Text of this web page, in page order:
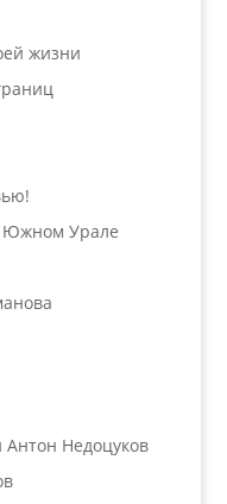
жизни
Южном Урале
Недоцуков